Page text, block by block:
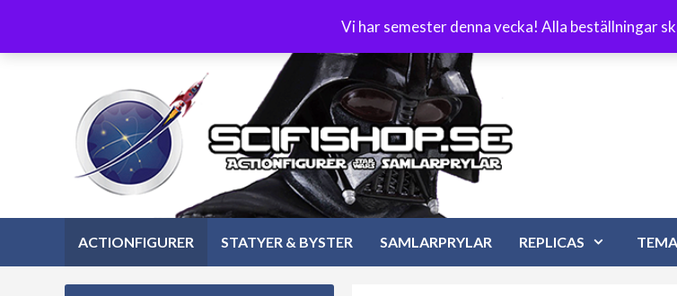
Vi har semester denna vecka! Alla beställningar
innehåll
Öppet köp 30 dagar Frakt 89 kr
ACTIONFIGURER STATYER & BYSTER SAMLARPRYLAR REPLICAS